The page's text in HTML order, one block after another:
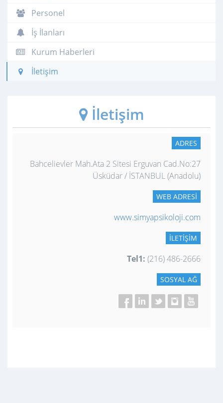
Personel
İş İlanları
Kurum Haberleri
İletişim
İletişim
ADRES
Bahcelievler Mah.Ata 2 Sitesi Erguvan Cad.No:27
Üsküdar / İSTANBUL (Anadolu)
WEB ADRESI
www.simyapsikoloji.com
İLETIŞIM
Tel1: (216) 486-2666
SOSYAL AĞ